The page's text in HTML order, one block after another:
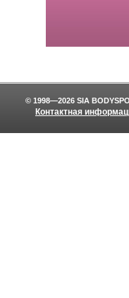
Контактная
© 1998—2026 SIA